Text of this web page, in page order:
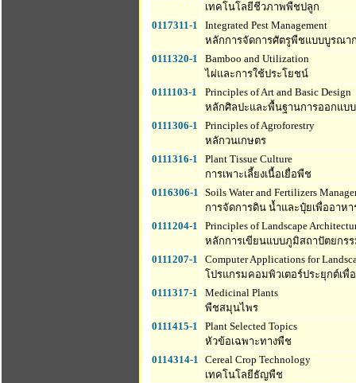
เทคโนโลยีชีวภาพพืชปลูก
0117311-1
Integrated Pest Management
หลักการจัดการศัตรูพืชแบบบูรณา
0111320-1
Bamboo and Utilization
ไผ่และการใช้ประโยชน์
0111103-1
Principles of Art and Basic Design
หลักศิลปะและพื้นฐานการออกแบบ
0111306-1
Principles of Agroforestry
หลักวนเกษตร
0111316-1
Plant Tissue Culture
การเพาะเลี้ยงเนื้อเยื่อพืช
0116306-1 Soils Water and Fertilizers
การจัดการดิน น้ำและปุ๋ยเพื่ออาห
0111204-1
Principles of Landscape
หลักการเขียนแบบภูมิสถาปัตยกร
0111207-1
Computer Applications for
โปรแกรมคอมพิวเตอร์ประยุกต์เ
0111317-1
Medicinal Plants
พืชสมุนไพร
0111415-1
Plant Selected Topics
หัวข้อเฉพาะทางพืช
0114314-1 Cereal Crop Technology
เทคโนโลยีธัญพืช